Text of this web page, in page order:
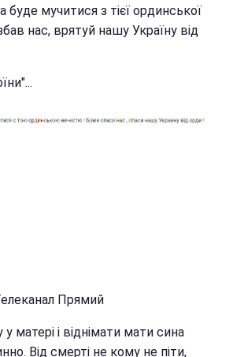
буде мучитися з тієї ординської
нас, врятуй нашу Україну від
Прямий
матері і віднімати мати сина
Від смерті не кому не піти,